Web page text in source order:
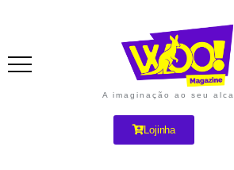
A imaginação ao seu
Lojinha